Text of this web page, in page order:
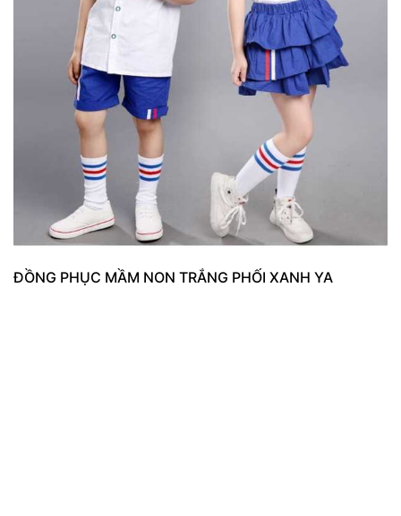
ĐỒNG PHỤC MẦM NON TRẮNG PHỐI XANH YA